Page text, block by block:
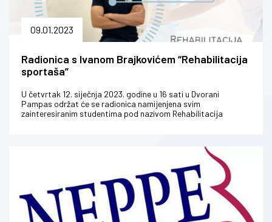
09.01.2023
Radionica s Ivanom Brajkovićem “Rehabilitacija
sportaša”
U četvrtak 12. siječnja 2023. godine u 16 sati u Dvorani
Pampas održat će se radionica namijenjena svim
zainteresiranim studentima pod nazivom Rehabilitacija